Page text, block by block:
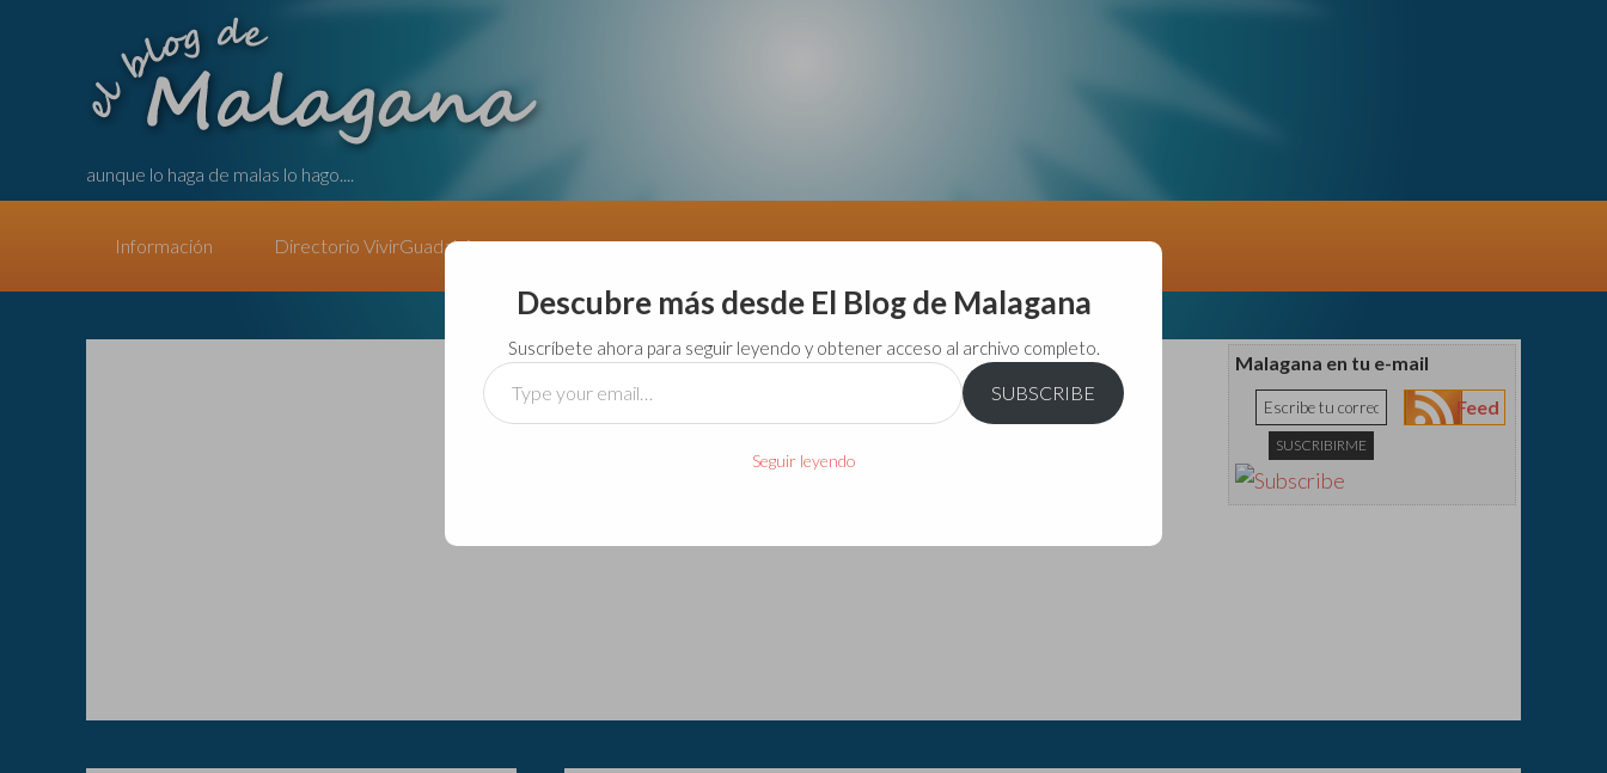
aunque lo haga de malas lo hago....
Información Directorio VivirGuadalajara
Malagana en tu e-mail
Feed
Descubre más desde El Blog de Malagana
Suscríbete ahora para seguir leyendo y obtener acceso al archivo completo.
Type
your
SUBSCRIBE
Seguir leyendo